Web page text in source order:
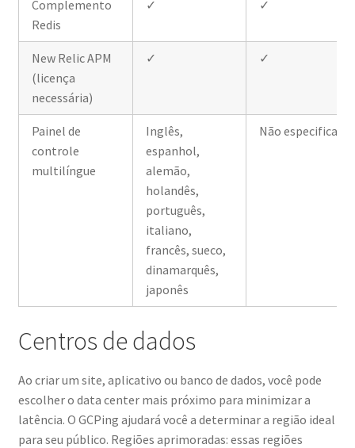
Complemento
Redis
✓ ✓
New Relic APM
(licença
necessária)
✓ ✓
Painel de
controle
multilíngue
Inglês,
espanhol,
alemão,
holandês,
português,
italiano,
francês, sueco,
dinamarquês,
japonês
Não especificado
Centros de dados
Ao criar um site, aplicativo ou banco de dados, você pode
escolher o data center mais próximo para minimizar a
latência. O GCPing ajudará você a determinar a região ideal
para seu público. Regiões aprimoradas: essas regiões